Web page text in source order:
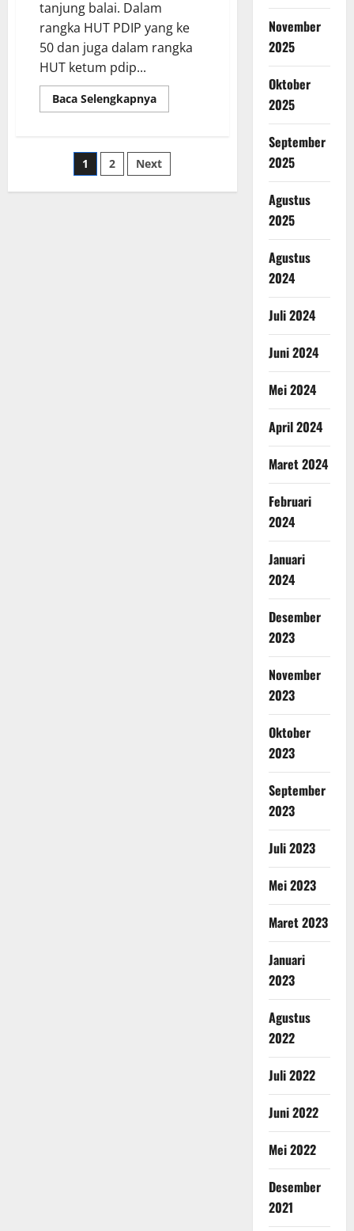
tanjung balai. Dalam
rangka HUT PDIP yang ke
50 dan juga dalam rangka
HUT ketum pdip...
Baca Selengkapnya
1 2 Next
November
2025
Oktober
2025
September
2025
Agustus
2025
Agustus
2024
Juli 2024
Juni 2024
Mei 2024
April 2024
Maret 2024
Februari
2024
Januari
2024
Desember
2023
November
2023
Oktober
2023
September
2023
Juli 2023
Mei 2023
Maret 2023
Januari
2023
Agustus
2022
Juli 2022
Juni 2022
Mei 2022
Desember
2021